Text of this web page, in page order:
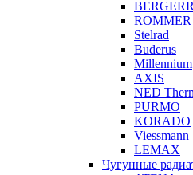
BERGERR
ROMMER
Stelrad
Buderus
Millennium
AXIS
NED
PURMO
KORADO
Viessmann
LEMAX
Чугунные